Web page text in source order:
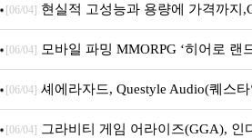
브랜드데이 기획전 진행
[06/04] 현실적 고성능과 용량에 가격까지
M.2 NVMe 디앤디컴 1TB
[06/04] 모바일 파밍 MMORPG ‘히어로 랜
[06/04] 셰에라자드, Questyle Audio(퀘스
내 정식 출시
[06/04] 그라비티 게임 어라이즈(GGA), 인